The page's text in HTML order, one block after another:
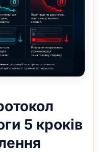
5 кроків